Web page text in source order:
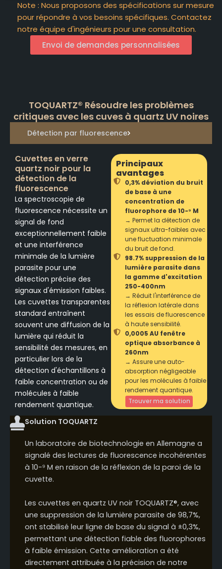
Note : Nous proposons des spécifications sur mesure
pour répondre à vos besoins spécifiques. Contactez
notre équipe d'ingénieurs pour une consultation.
Envoi de demandes personnalisées
TOQUARTZ® Résoudre les problèmes
critiques avec les cuves à quartz UV noires
Détection par fluorescence
Cuvettes en verre
quartz noir pour la
détection de la
fluorescence
La spectroscopie de
fluorescence nécessite un
signal de fond
exceptionnellement faible
et une interférence
minimale de la lumière
parasite pour une
détection précise des
signaux d'émission faibles.
Les cuvettes transparentes
standard entraînent
souvent une diffusion de la
lumière qui réduit la
sensibilité des mesures, en
particulier lors de la
détection d'échantillons à
faible concentration ou de
molécules à faible
rendement quantique.
Principaux
avantages
0,3% déviation du bruit
de base à une
concentration de
fluorophore de 10-⁹ M
→ Permet la détection de
signaux ultra-faibles avec
une fluctuation minimale
du bruit de fond.
98.7% suppression de la
lumière parasite dans
la gamme d'excitation
250-400nm
→ Réduit l'interférence de
la réflexion latérale dans
les essais de fluorescence
à haute sensibilité.
0,0005 AU fenêtre
optique absorbance à
260nm
→ Assure une auto-
absorption négligeable
pour les molécules à faible
rendement quantique.
Trouver ma solution
Solution TOQUARTZ
Un laboratoire de biotechnologie en Allemagne a
signalé des lectures de fluorescence incohérentes
à 10-⁹ M en raison de la réflexion de la paroi de la
cuvette.
Les cuvettes en quartz UV noir TOQUARTZ®, avec
une suppression de la lumière parasite de 98,7%,
ont stabilisé leur ligne de base du signal à ±0,3%,
permettant une détection fiable des fluorophores
à faible émission. Cette amélioration a été
directement attribuée à la précision de notre